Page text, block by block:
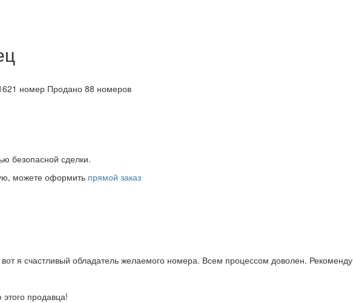
номер Продано 88 номеров
безопасной сделки.
можете оформить прямой заказ
я счастливый обладатель желаемого номера. Всем процессом доволен.
продавца!